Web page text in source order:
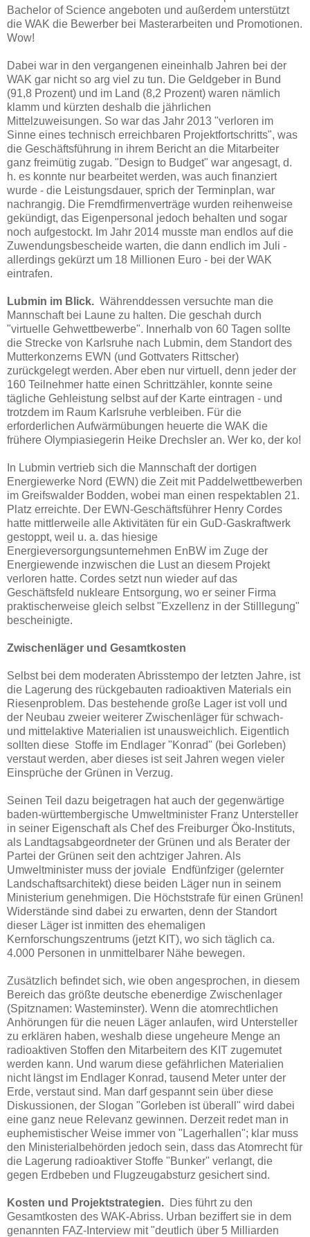
Bachelor of Science angeboten und außerdem unterstützt
die WAK die Bewerber bei Masterarbeiten und Promotionen.
Wow!
Dabei war in den vergangenen eineinhalb Jahren bei der
WAK gar nicht so arg viel zu tun. Die Geldgeber in Bund
(91,8 Prozent) und im Land (8,2 Prozent) waren nämlich
klamm und kürzten deshalb die jährlichen
Mittelzuweisungen. So war das Jahr 2013 "verloren im
Sinne eines technisch erreichbaren Projektfortschritts", was
die Geschäftsführung in ihrem Bericht an die Mitarbeiter
ganz freimütig zugab. "Design to Budget" war angesagt, d.
h. es konnte nur bearbeitet werden, was auch finanziert
wurde - die Leistungsdauer, sprich der Terminplan, war
nachrangig. Die Fremdfirmenverträge wurden reihenweise
gekündigt, das Eigenpersonal jedoch behalten und sogar
noch aufgestockt. Im Jahr 2014 musste man endlos auf die
Zuwendungsbescheide warten, die dann endlich im Juli -
allerdings gekürzt um 18 Millionen Euro - bei der WAK
eintrafen.
Lubmin im Blick. Währenddessen versuchte man die
Mannschaft bei Laune zu halten. Die geschah durch
"virtuelle Gehwettbewerbe". Innerhalb von 60 Tagen sollte
die Strecke von Karlsruhe nach Lubmin, dem Standort des
Mutterkonzerns EWN (und Gottvaters Rittscher)
zurückgelegt werden. Aber eben nur virtuell, denn jeder der
160 Teilnehmer hatte einen Schrittzähler, konnte seine
tägliche Gehleistung selbst auf der Karte eintragen - und
trotzdem im Raum Karlsruhe verbleiben. Für die
erforderlichen Aufwärmübungen heuerte die WAK die
frühere Olympiasiegerin Heike Drechsler an. Wer ko, der ko!
In Lubmin vertrieb sich die Mannschaft der dortigen
Energiewerke Nord (EWN) die Zeit mit Paddelwettbewerben
im Greifswalder Bodden, wobei man einen respektablen 21.
Platz erreichte. Der EWN-Geschäftsführer Henry Cordes
hatte mittlerweile alle Aktivitäten für ein GuD-Gaskraftwerk
gestoppt, weil u. a. das hiesige
Energieversorgungsunternehmen EnBW im Zuge der
Energiewende inzwischen die Lust an diesem Projekt
verloren hatte. Cordes setzt nun wieder auf das
Geschäftsfeld nukleare Entsorgung, wo er seiner Firma
praktischerweise gleich selbst "Exzellenz in der Stilllegung"
bescheinigte.
Zwischenläger und Gesamtkosten
Selbst bei dem moderaten Abrisstempo der letzten Jahre, ist
die Lagerung des rückgebauten radioaktiven Materials ein
Riesenproblem. Das bestehende große Lager ist voll und
der Neubau zweier weiterer Zwischenläger für schwach-
und mittelaktive Materialien ist unausweichlich. Eigentlich
sollten diese Stoffe im Endlager "Konrad" (bei Gorleben)
verstaut werden, aber dieses ist seit Jahren wegen vieler
Einsprüche der Grünen in Verzug.
Seinen Teil dazu beigetragen hat auch der gegenwärtige
baden-württembergische Umweltminister Franz Untersteller
in seiner Eigenschaft als Chef des Freiburger Öko-Instituts,
als Landtagsabgeordneter der Grünen und als Berater der
Partei der Grünen seit den achtziger Jahren. Als
Umweltminister muss der joviale Endfünfziger (gelernter
Landschaftsarchitekt) diese beiden Läger nun in seinem
Ministerium genehmigen. Die Höchststrafe für einen Grünen!
Widerstände sind dabei zu erwarten, denn der Standort
dieser Läger ist inmitten des ehemaligen
Kernforschungszentrums (jetzt KIT), wo sich täglich ca.
4.000 Personen in unmittelbarer Nähe bewegen.
Zusätzlich befindet sich, wie oben angesprochen, in diesem
Bereich das größte deutsche ebenerdige Zwischenlager
(Spitznamen: Wasteminster). Wenn die atomrechtlichen
Anhörungen für die neuen Läger anlaufen, wird Untersteller
zu erklären haben, weshalb diese ungeheure Menge an
radioaktiven Stoffen den Mitarbeitern des KIT zugemutet
werden kann. Und warum diese gefährlichen Materialien
nicht längst im Endlager Konrad, tausend Meter unter der
Erde, verstaut sind. Man darf gespannt sein über diese
Diskussionen, der Slogan "Gorleben ist überall" wird dabei
eine ganz neue Relevanz gewinnen. Derzeit redet man in
euphemistischer Weise immer von "Lagerhallen"; klar muss
den Ministerialbehörden jedoch sein, dass das Atomrecht für
die Lagerung radioaktiver Stoffe "Bunker" verlangt, die
gegen Erdbeben und Flugzeugabsturz gesichert sind.
Kosten und Projektstrategien. Dies führt zu den
Gesamtkosten des WAK-Abriss. Urban beziffert sie in dem
genannten FAZ-Interview mit "deutlich über 5 Milliarden